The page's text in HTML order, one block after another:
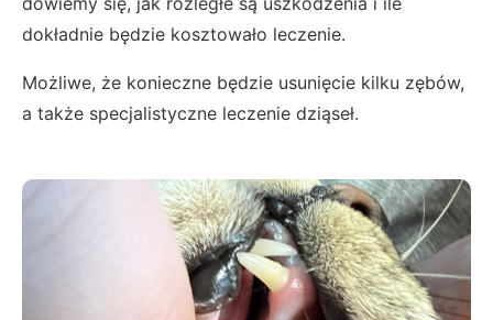
dokładnie będzie kosztowało leczenie.
Możliwe, że konieczne będzie usunięcie kilku zębów,
a także specjalistyczne leczenie dziąseł.